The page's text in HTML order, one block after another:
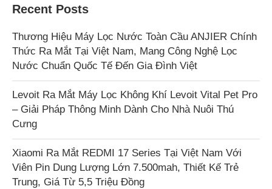
Recent Posts
Thương Hiệu Máy Lọc Nước Toàn Cầu ANJIER Chính
Thức Ra Mắt Tại Việt Nam, Mang Công Nghệ Lọc
Nước Chuẩn Quốc Tế Đến Gia Đình Việt
Levoit Ra Mắt Máy Lọc Không Khí Levoit Vital Pet Pro
– Giải Pháp Thông Minh Dành Cho Nhà Nuôi Thú
Cưng
Xiaomi Ra Mắt REDMI 17 Series Tại Việt Nam Với
Viên Pin Dung Lượng Lớn 7.500mah, Thiết Kế Trẻ
Trung, Giá Từ 5,5 Triệu Đồng